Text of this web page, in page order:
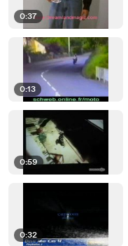
0:37
0:13
0:59
0:32